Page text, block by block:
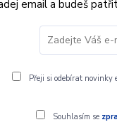
Interpret
email a budeš
Přeji si odebírat novinky
Souhlasím se